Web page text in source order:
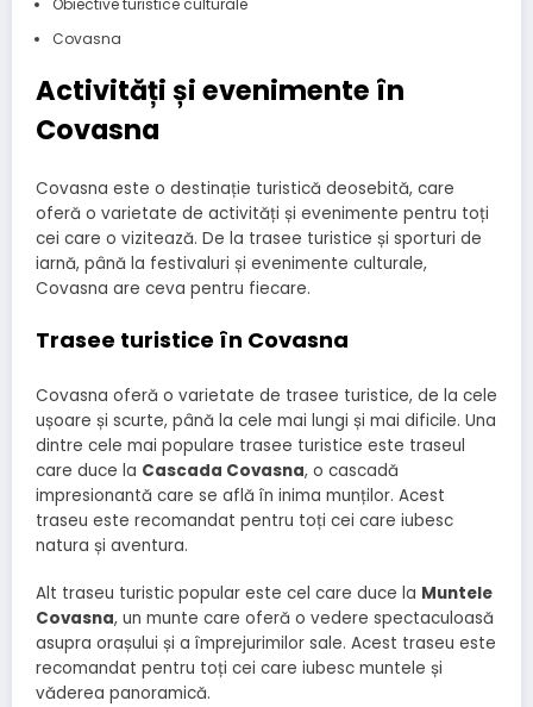
Covasna
Activități și evenimente în
Covasna
Covasna este o destinație turistică deosebită, care
oferă o varietate de activități și evenimente pentru toți
cei care o vizitează. De la trasee turistice și sporturi de
iarnă, până la festivaluri și evenimente culturale,
Covasna are ceva pentru fiecare.
Trasee turistice în Covasna
Covasna oferă o varietate de trasee turistice, de la cele
ușoare și scurte, până la cele mai lungi și mai dificile. Una
dintre cele mai populare trasee turistice este traseul
care duce la Cascada Covasna, o cascadă
impresionantă care se află în inima munților. Acest
traseu este recomandat pentru toți cei care iubesc
natura și aventura.
Alt traseu turistic popular este cel care duce la Muntele
Covasna, un munte care oferă o vedere spectaculoasă
asupra orașului și a împrejurimilor sale. Acest traseu este
recomandat pentru toți cei care iubesc muntele și
văderea panoramică.